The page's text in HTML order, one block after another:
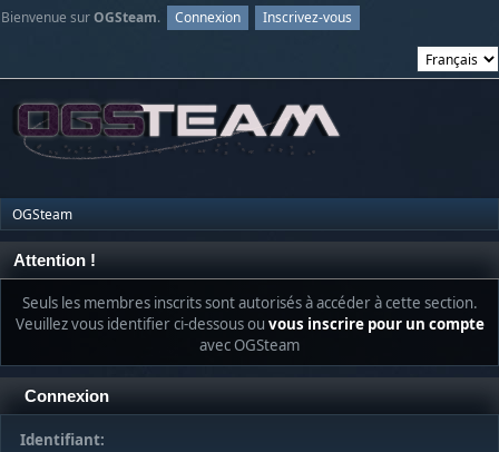
Bienvenue surOGSteam. Connexion Inscrivez-vous
OGSteam
Attention !
Seuls les membres inscrits sont autorisés à accéder à cette section.
Veuillez vous identifier ci-dessous ou vous inscrire pour un compte
avec OGSteam
Connexion
Identifiant: